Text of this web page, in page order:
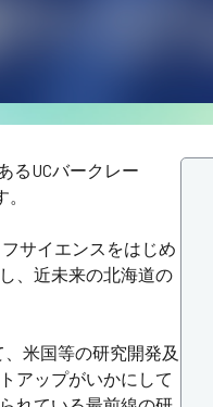
るUCバークレー
サイエンスをはじめ
、近未来の北海道の
米国等の研究開発及
アップがいかにして